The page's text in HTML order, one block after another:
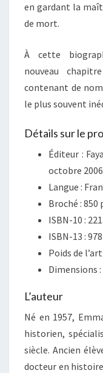
en gardant la
de mort.
À cette
nouveau
contenant de
le plus souvent
Détails sur le
Éditeur :
octobre
Langue :
Broché : 850
ISBN-10 :
ISBN-13 :
Poids de
Dimensions :
L’auteur
Né en 1957,
historien,
siècle. Ancien
docteur en